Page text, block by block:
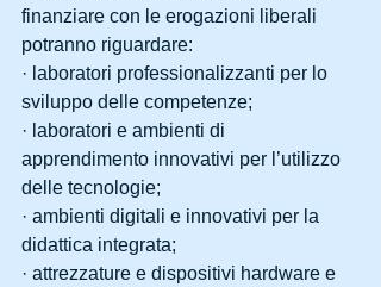
finanziare con le erogazioni liberali
potranno riguardare:
· laboratori professionalizzanti per lo
sviluppo delle competenze;
· laboratori e ambienti di
apprendimento innovativi per l’utilizzo
delle tecnologie;
· ambienti digitali e innovativi per la
didattica integrata;
· attrezzature e dispositivi hardware e